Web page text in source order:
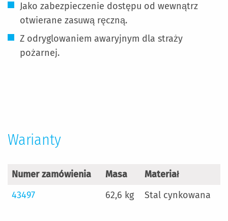
Jako zabezpieczenie dostępu od wewnątrz
otwierane zasuwą ręczną.
Z odryglowaniem awaryjnym dla straży
pożarnej.
Warianty
Numer zamówienia Masa
Materiał
43497
62,6 kg Stal cynkowana